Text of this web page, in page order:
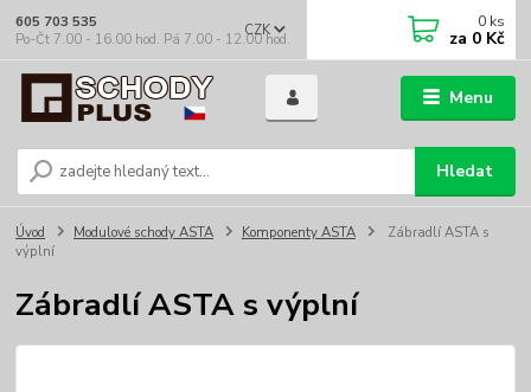
Menu
CZK
Hledat
605 703 535
Po-Čt 7.00 - 16.00 hod. Pá 7.00 - 12.00 hod.
0 ks
za 0 Kč
Úvod Modulové schody ASTA Komponenty ASTA
Zábradlí ASTA s
výplní
Zábradlí ASTA s výplní